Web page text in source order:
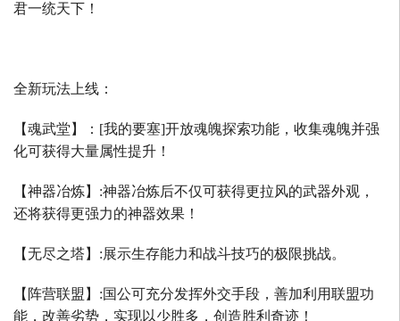
君一统天下！
全新玩法上线：
【魂武堂】： [我的要塞]开放魂魄探索功能，收集魂魄并强
化可获得大量属性提升！
【神器冶炼】 :神器冶炼后不仅可获得更拉风的武器外观，
还将获得更强力的神器效果！
【无尽之塔】 :展示生存能力和战斗技巧的极限挑战。
【阵营联盟】 :国公可充分发挥外交手段，善加利用联盟功
能，改善劣势，实现以少胜多，创造胜利奇迹！